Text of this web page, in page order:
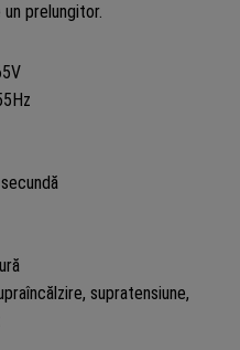
prelungitor.
supratensiune,